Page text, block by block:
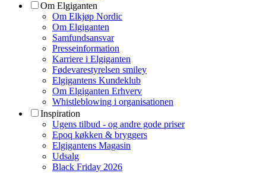
Om Elgiganten
Om Elkjøp Nordic
Om Elgiganten
Samfundsansvar
Presseinformation
Karriere i Elgiganten
Fødevarestyrelsen smiley
Elgigantens Kundeklub
Om Elgiganten Erhverv
Whistleblowing i organisationen
Inspiration
Ugens tilbud - og andre gode priser
Epoq køkken & bryggers
Elgigantens Magasin
Udsalg
Black Friday 2026